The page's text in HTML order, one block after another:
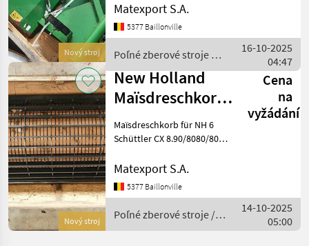
Nový stroj
Matexport S.A.
5377 Baillonville
Poľné zberové stroje /
Sonstige
16-10-2025
04:47
Nový stroj
New Holland
Maïsdreschkorb
für NH 6
Schüttler CX
Cena
na
vyžádání
Maïsdreschkorb für NH 6
Schüttler CX 8.90/8080/8070
Poľné zberové stroje
Kombajn adaptér
Matexport S.A.
5377 Baillonville
Poľné zberové stroje /
New Holland
14-10-2025
05:00